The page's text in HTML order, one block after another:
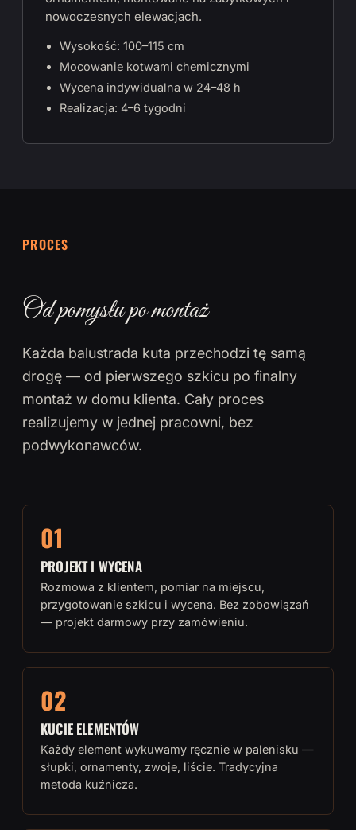
nowoczesnych elewacjach.
Wysokość: 100–115 cm
Mocowanie kotwami chemicznymi
Wycena indywidualna w 24–48 h
Realizacja: 4–6 tygodni
PROCES
Od pomysłu po montaż
Każda balustrada kuta przechodzi tę samą
drogę — od pierwszego szkicu po finalny
montaż w domu klienta. Cały proces
realizujemy w jednej pracowni, bez
podwykonawców.
01
PROJEKT I WYCENA
Rozmowa z klientem, pomiar na miejscu,
przygotowanie szkicu i wycena. Bez zobowiązań
— projekt darmowy przy zamówieniu.
02
KUCIE ELEMENTÓW
Każdy element wykuwamy ręcznie w palenisku —
słupki, ornamenty, zwoje, liście. Tradycyjna
metoda kuźnicza.